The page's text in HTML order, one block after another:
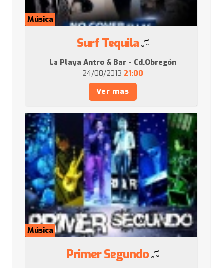
Música
Surf Tequila
La Playa Antro & Bar - Cd.Obregón
24/08/2013 21:00
Ver más
Música
Primer Segundo